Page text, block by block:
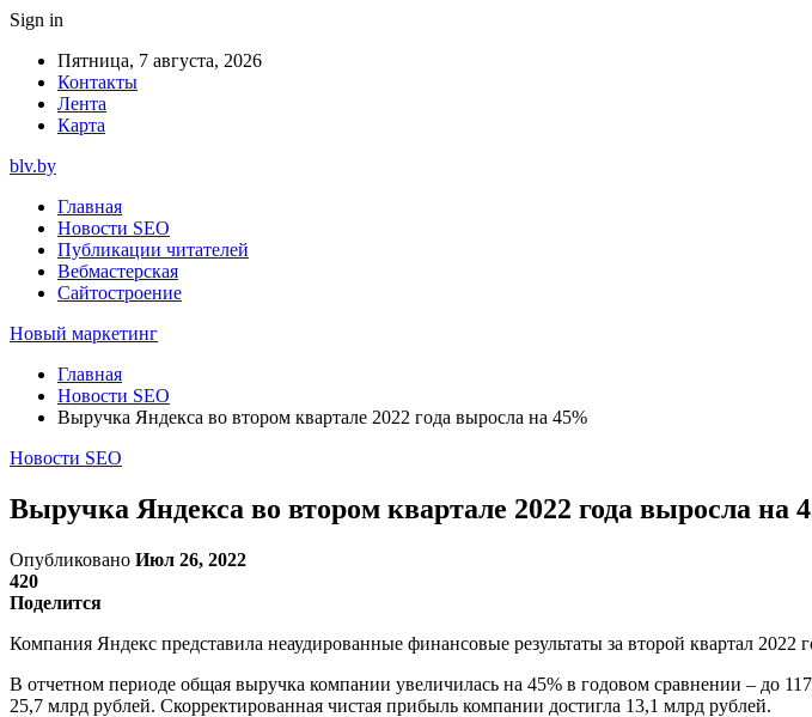
Sign in
Пятница, 7 августа, 2026
Контакты
Лента
Карта
blv.by
Главная
Новости SEO
Публикации читателей
Вебмастерская
Сайтостроение
Новый маркетинг
Главная
Новости SEO
Выручка Яндекса во втором квартале 2022 года выросла на 45%
Новости SEO
Выручка Яндекса во втором квартале 2022 года выросла на
Опубликовано Июл 26, 2022
420
Поделится
Компания Яндекс представила неаудированные финансовые результаты за второй квартал 2022
В отчетном периоде общая выручка компании увеличилась на 45% в годовом сравнении – до
25,7 млрд рублей. Скорректированная чистая прибыль компании достигла 13,1 млрд рублей.